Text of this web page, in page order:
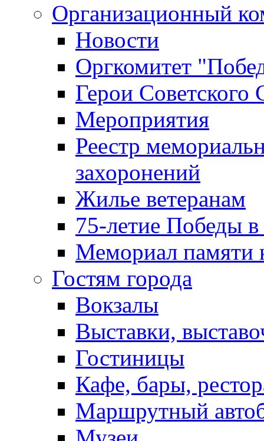
Организационный
Новости
Оргкомитет
Герои Советского
Мероприятия
Реестр
захоронений
Жилье ветеранам
75-летие Победы
Мемориал памяти
Гостям города
Вокзалы
Выставки,
Гостиницы
Кафе, бары,
Маршрутный